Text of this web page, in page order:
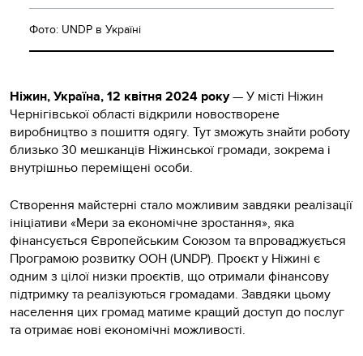
Фото: UNDP в Україні
Ніжин, Україна, 12 квітня 2024 року—У місті Ніжин
Чернігівської області відкрили новостворене
виробництво з пошиття одягу. Тут зможуть знайти роботу
близько 30 мешканців Ніжинської громади, зокрема і
внутрішньо переміщені особи.
Створення майстерні стало можливим завдяки реалізації
ініціативи «Мери за економічне зростання», яка
фінансується Європейським Союзом та впроваджується
Програмою розвитку ООН (UNDP). Проєкт у Ніжині є
одним з цілої низки проєктів, що отримали фінансову
підтримку та реалізуються громадами. Завдяки цьому
населення цих громад матиме кращий доступ до послуг
та отримає нові економічні можливості.